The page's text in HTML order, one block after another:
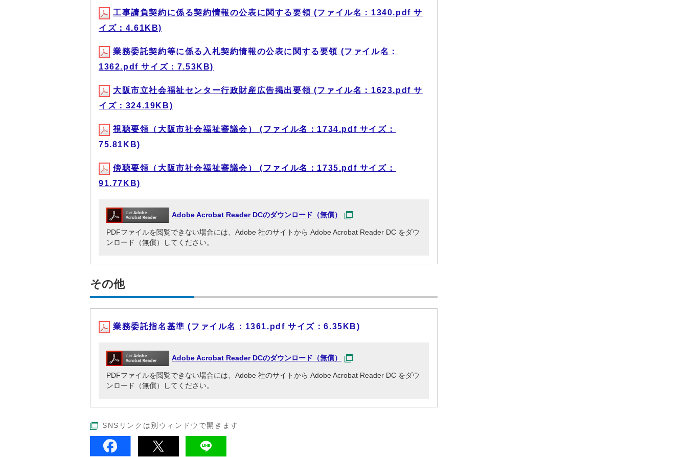
工事請負契約に係る契約情報の公表に関する要領 (ファイル名：1340.pdf サ
イズ：4.61KB)
業務委託契約等に係る入札契約情報の公表に関する要領 (ファイル名：
1362.pdf サイズ：7.53KB)
大阪市立社会福祉センター行政財産広告掲出要領 (ファイル名：1623.pdf サ
イズ：324.19KB)
視聴要領（大阪市社会福祉審議会） (ファイル名：1734.pdf サイズ：
75.81KB)
傍聴要領（大阪市社会福祉審議会） (ファイル名：1735.pdf サイズ：
91.77KB)
Adobe Acrobat Reader DCのダウンロード（無償）
PDFファイルを閲覧できない場合には、Adobe 社のサイトから Adobe Acrobat Reader DC をダウ
ンロード（無償）してください。
その他
業務委託指名基準 (ファイル名：1361.pdf サイズ：6.35KB)
Adobe Acrobat Reader DCのダウンロード（無償）
PDFファイルを閲覧できない場合には、Adobe 社のサイトから Adobe Acrobat Reader DC をダウ
ンロード（無償）してください。
SNSリンクは別ウィンドウで開きます